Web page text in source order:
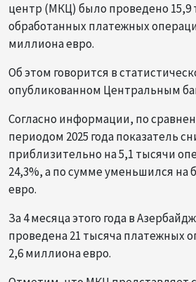
центр (МКЦ) было проведено 15,9
обработанных платежных
миллиона евро.
Об этом говорится в
опубликованном Центральным
Согласно информации, по
периодом 2025 года показатель
приблизительно на 5,1 тысячи
24,3%, а по сумме уменьшился на
евро.
За 4 месяца этого года в
проведена 21 тысяча платежных
2,6 миллиона евро.